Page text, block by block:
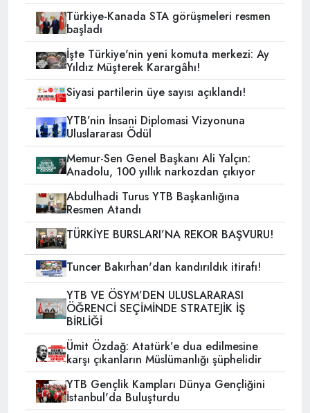
Türkiye-Kanada STA görüşmeleri resmen
başladı
İşte Türkiye'nin yeni komuta merkezi: Ay
Yıldız Müşterek Karargâhı!
Siyasi partilerin üye sayısı açıklandı!
YTB’nin İnsani Diplomasi Vizyonuna
Uluslararası Ödül
Memur-Sen Genel Başkanı Ali Yalçın:
Anadolu, 100 yıllık narkozdan çıkıyor
Abdulhadi Turus YTB Başkanlığına
Resmen Atandı
TÜRKİYE BURSLARI’NA REKOR BAŞVURU!
Tuncer Bakırhan'dan kandırıldık itirafı!
YTB VE ÖSYM’DEN ULUSLARARASI
ÖĞRENCİ SEÇİMİNDE STRATEJİK İŞ
BİRLİĞİ
Ümit Özdağ: Atatürk’e dua edilmesine
karşı çıkanların Müslümanlığı şüphelidir
YTB Gençlik Kampları Dünya Gençliğini
İstanbul'da Buluşturdu